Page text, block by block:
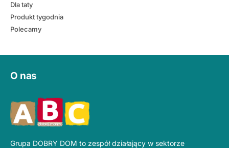
Dla taty
Produkt tygodnia
Polecamy
O nas
Grupa DOBRY DOM to zespół działający w sektorze